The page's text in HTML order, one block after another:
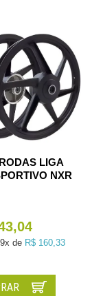
LIGA
NXR
9x de R$ 160,33